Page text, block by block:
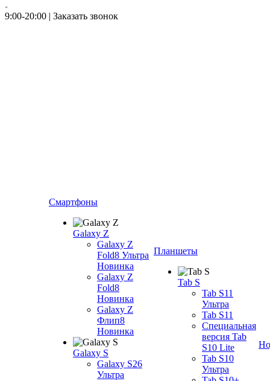
9:00-20:00 | Заказать звонок
Смартфоны
Galaxy Z
Galaxy Z
Fold8 Ультра
Новинка
Galaxy Z
Fold8
Новинка
Galaxy Z
Флип8
Новинка
Galaxy S
Galaxy S26
Ультра
Планшеты
Tab S
Tab S11
Ультра
Tab S11
Специальная
версия Tab
S10 Lite
Tab S10
Ультра